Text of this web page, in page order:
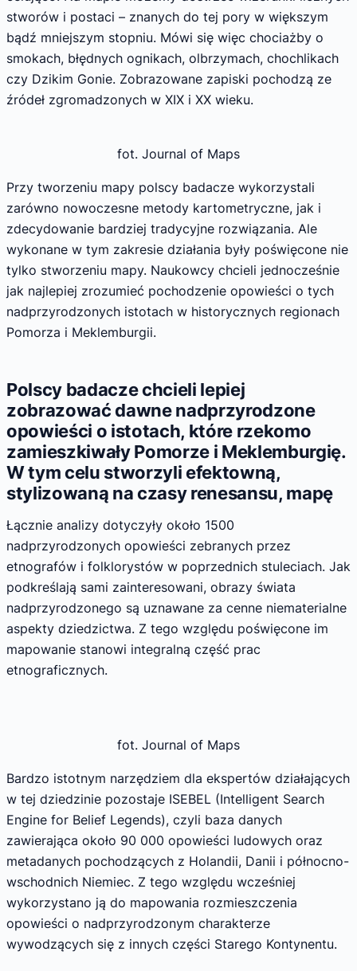
stworów i postaci – znanych do tej pory w większym
bądź mniejszym stopniu. Mówi się więc chociażby o
smokach, błędnych ognikach, olbrzymach, chochlikach
czy Dzikim Gonie. Zobrazowane zapiski pochodzą ze
źródeł zgromadzonych w XIX i XX wieku.
fot. Journal of Maps
Przy tworzeniu mapy polscy badacze wykorzystali
zarówno nowoczesne metody kartometryczne, jak i
zdecydowanie bardziej tradycyjne rozwiązania. Ale
wykonane w tym zakresie działania były poświęcone nie
tylko stworzeniu mapy. Naukowcy chcieli jednocześnie
jak najlepiej zrozumieć pochodzenie opowieści o tych
nadprzyrodzonych istotach w historycznych regionach
Pomorza i Meklemburgii.
Polscy badacze chcieli lepiej
zobrazować dawne nadprzyrodzone
opowieści o istotach, które rzekomo
zamieszkiwały Pomorze i Meklemburgię.
W tym celu stworzyli efektowną,
stylizowaną na czasy renesansu, mapę
Łącznie analizy dotyczyły około 1500
nadprzyrodzonych opowieści zebranych przez
etnografów i folklorystów w poprzednich stuleciach. Jak
podkreślają sami zainteresowani, obrazy świata
nadprzyrodzonego są uznawane za cenne niematerialne
aspekty dziedzictwa. Z tego względu poświęcone im
mapowanie stanowi integralną część prac
etnograficznych.
fot. Journal of Maps
Bardzo istotnym narzędziem dla ekspertów działających
w tej dziedzinie pozostaje ISEBEL (Intelligent Search
Engine for Belief Legends), czyli baza danych
zawierająca około 90 000 opowieści ludowych oraz
metadanych pochodzących z Holandii, Danii i północno-
wschodnich Niemiec. Z tego względu wcześniej
wykorzystano ją do mapowania rozmieszczenia
opowieści o nadprzyrodzonym charakterze
wywodzących się z innych części Starego Kontynentu.